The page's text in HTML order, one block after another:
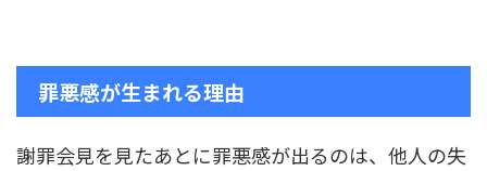
罪悪感が生まれる理由
謝罪会見を見たあとに罪悪感が出るのは、他人の失